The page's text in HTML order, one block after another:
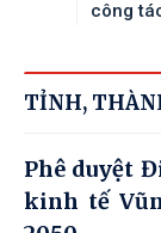
công
TỈNH,
Phê duyệt
kinh tế